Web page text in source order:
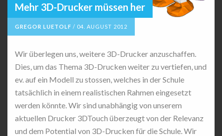
Mehr 3D-Drucker müssen her
GREGOR LUETOLF / 04. AUGUST 2012
Wir überlegen uns, weitere 3D-Drucker anzuschaffen.
Dies, um das Thema 3D-Drucken weiter zu vertiefen, und
ev. auf ein Modell zu stossen, welches in der Schule
tatsächlich in einem realistischen Rahmen eingesetzt
werden könnte. Wir sind unabhängig von unserem
aktuellen Drucker 3DTouch überzeugt von der Relevanz
und dem Potential von 3D-Drucken für die Schule. Wir